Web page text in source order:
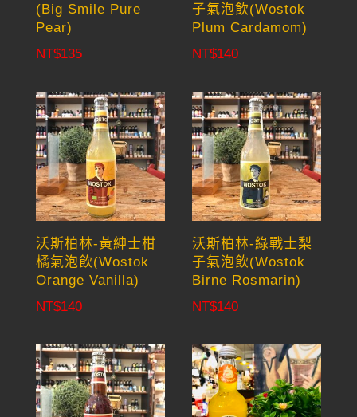
(Big Smile Pure
Pear)
NT$135
子氣泡飲(Wostok
Plum Cardamom)
NT$140
沃斯柏林-黃紳士柑
橘氣泡飲(Wostok
Orange Vanilla)
NT$140
沃斯柏林-綠戰士梨
子氣泡飲(Wostok
Birne Rosmarin)
NT$140